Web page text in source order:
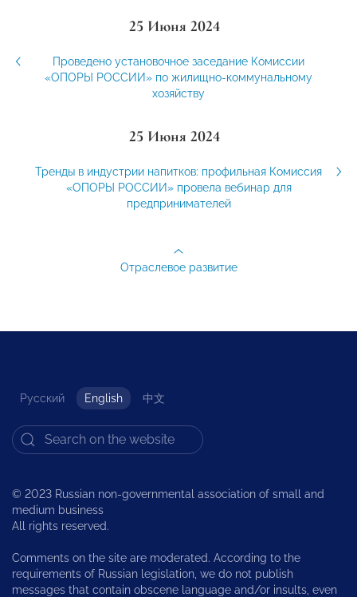
25 Июня 2024
Проведено установочное заседание Комиссии
«ОПОРЫ РОССИИ» по жилищно-коммунальному
хозяйству
25 Июня 2024
Тренды в индустрии напитков: профильная Комиссия
«ОПОРЫ РОССИИ» провела вебинар для
предпринимателей
Отраслевое развитие
Русский English 中文
© 2023 Russian non-governmental association of small and
medium business
All rights reserved.
Comments on the site are moderated. According to the
requirements of Russian legislation, we do not publish
messages that contain obscene language and/or insults, even